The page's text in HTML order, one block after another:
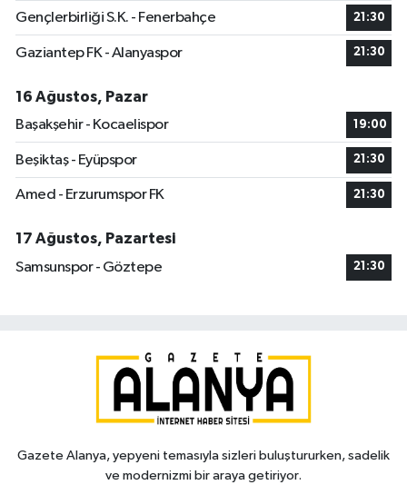
Gençlerbirliği S.K. - Fenerbahçe 21:30
Gaziantep FK - Alanyaspor 21:30
16 Ağustos, Pazar
Başakşehir - Kocaelispor
19:00
Beşiktaş - Eyüpspor 21:30
Amed - Erzurumspor FK 21:30
17 Ağustos, Pazartesi
Samsunspor - Göztepe
21:30
Gazete Alanya, yepyeni temasıyla sizleri buluştururken, sadelik
ve modernizmi bir araya getiriyor.